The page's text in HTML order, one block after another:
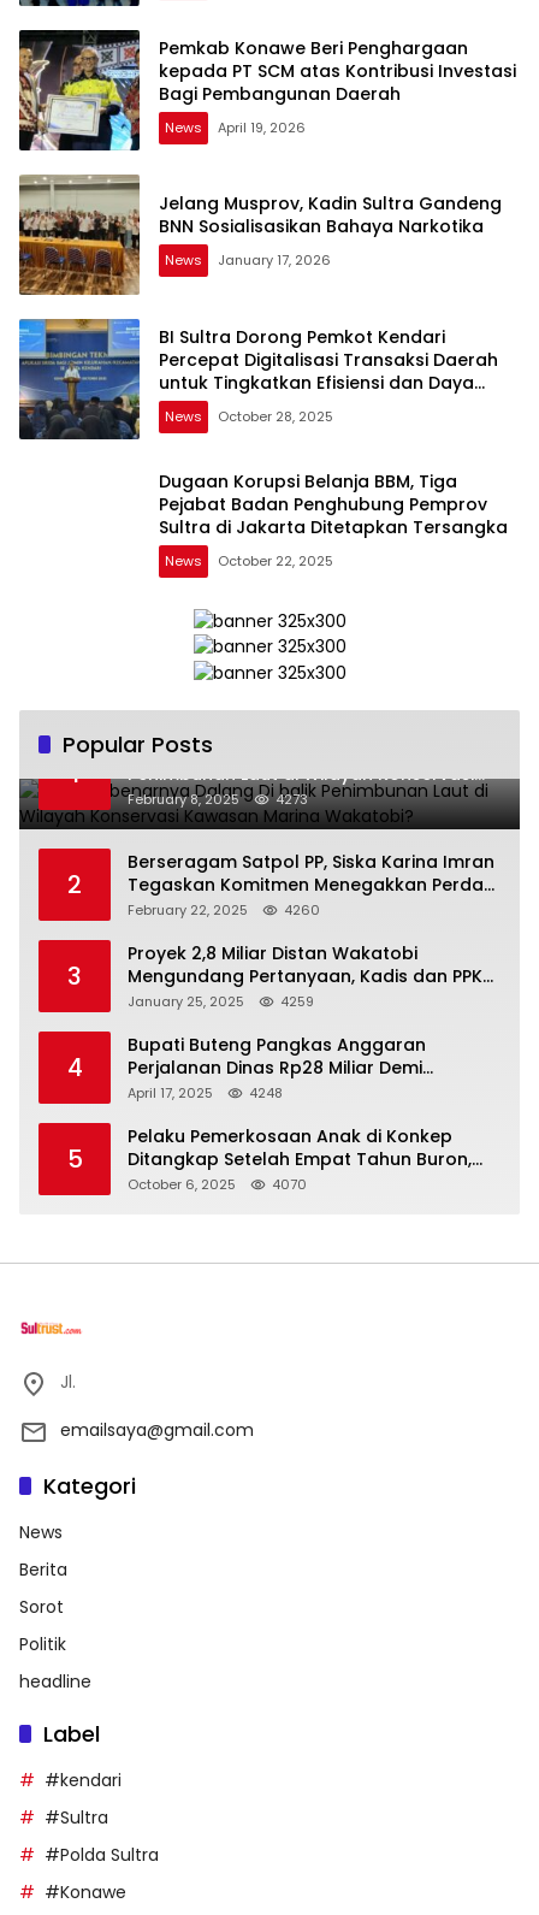
Pemkab Konawe Beri Penghargaan
kepada PT SCM atas Kontribusi Investasi
Bagi Pembangunan Daerah
News April 19, 2026
Jelang Musprov, Kadin Sultra Gandeng
BNN Sosialisasikan Bahaya Narkotika
News January 17, 2026
BI Sultra Dorong Pemkot Kendari
Percepat Digitalisasi Transaksi Daerah
untuk Tingkatkan Efisiensi dan Daya
Saing
News October 28, 2025
Dugaan Korupsi Belanja BBM, Tiga
Pejabat Badan Penghubung Pemprov
Sultra di Jakarta Ditetapkan Tersangka
News October 22, 2025
Popular Posts
1
Siapa Sebenarnya Dalang Di balik
Penimbunan Laut di Wilayah Konservasi
Kawasan Marina Wakatobi?
February 8, 2025 4273
2
Berseragam Satpol PP, Siska Karina Imran
Tegaskan Komitmen Menegakkan Perda
di Kendari
February 22, 2025 4260
3
Proyek 2,8 Miliar Distan Wakatobi
Mengundang Pertanyaan, Kadis dan PPK
Bungkam
January 25, 2025 4259
4
Bupati Buteng Pangkas Anggaran
Perjalanan Dinas Rp28 Miliar Demi
Kesejahteraan Rakyat
April 17, 2025 4248
5
Pelaku Pemerkosaan Anak di Konkep
Ditangkap Setelah Empat Tahun Buron,
Polisi Masih Buru Satu Pelaku Lain
October 6, 2025 4070
Jl.
emailsaya@gmail.com
Kategori
News
Berita
Sorot
Politik
headline
Label
#kendari
#Sultra
#Polda Sultra
#Konawe